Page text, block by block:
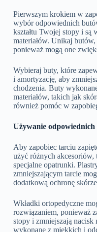
Pierwszym krokiem w
wybór odpowiednich
kształtu Twojej stopy i są
materiałów. Unikaj
ponieważ mogą one
Wybieraj buty, które
i amortyzację, aby
chodzenia. Buty
materiałów, takich jak
również pomóc w
Używanie odpowiednich
Aby zapobiec tarciu
użyć różnych
specjalne opatrunki.
zmniejszającym tarcie
dodatkową ochronę
Wkładki ortopedyczne
rozwiązaniem, ponieważ
stopy i zmniejszają
wykonane z miękkich i